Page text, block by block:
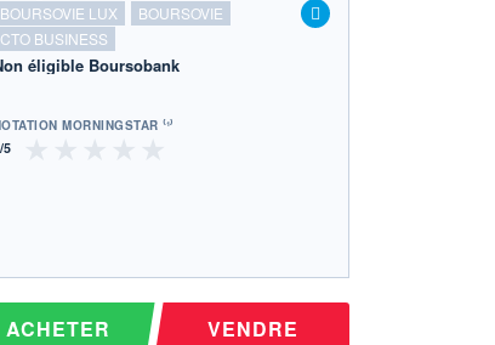
BOURSOVIE LUX
BOURSOVIE
CTO BUSINESS
éligible Boursobank
MORNINGSTAR ⁽¹⁾
ACHETER VENDRE